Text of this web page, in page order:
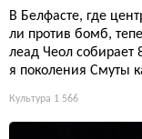
В Белфасте, где
ли против бомб,
леад Чеол собирает
я поколения Смуты
Культура 1 566